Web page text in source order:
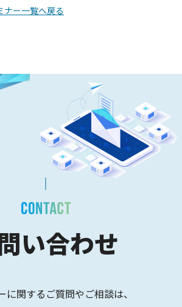
ナー一覧へ戻る
い合わせ
に関するご質問やご相談は、